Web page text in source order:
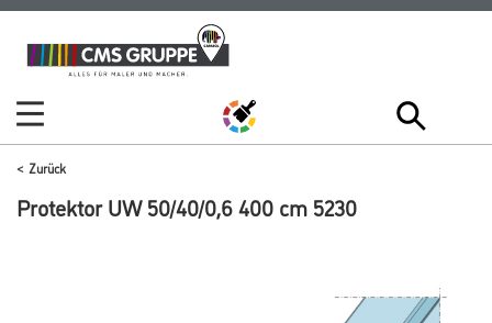
Zum
Inhalt
Zum
Navigationsmenü
Zurück
Protektor UW 50/40/0,6 400 cm 5230